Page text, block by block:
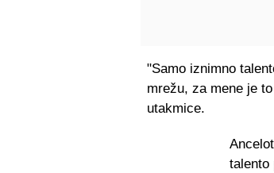
"Samo iznimno
mrežu, za mene je
utakmice.
talento